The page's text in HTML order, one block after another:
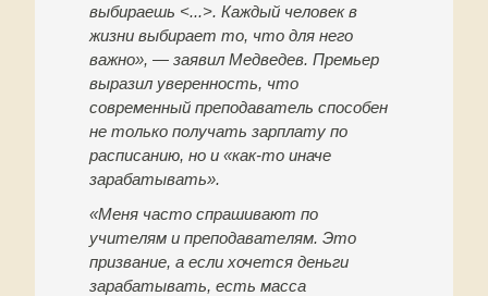
выбираешь <...>. Каждый человек в
жизни выбирает то, что для него
важно», — заявил Медведев. Премьер
выразил уверенность, что
современный преподаватель способен
не только получать зарплату по
расписанию, но и «как-то иначе
зарабатывать».
«Меня часто спрашивают по
учителям и преподавателям. Это
призвание, а если хочется деньги
зарабатывать, есть масса